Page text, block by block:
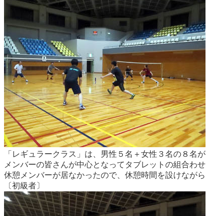
「レギュラークラス」は、男性５名＋女性３名の８名
メンバーの皆さんが中心となってタブレットの組合わ
休憩メンバーが居なかったので、休憩時間を設けなが
〔初級者〕